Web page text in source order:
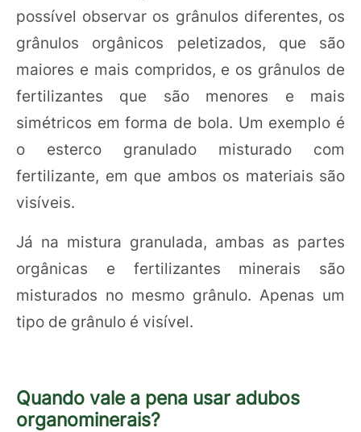
possível observar os grânulos diferentes, os
grânulos orgânicos peletizados, que são
maiores e mais compridos, e os grânulos de
fertilizantes que são menores e mais
simétricos em forma de bola. Um exemplo é
o esterco granulado misturado com
fertilizante, em que ambos os materiais são
visíveis.
Já na mistura granulada, ambas as partes
orgânicas e fertilizantes minerais são
misturados no mesmo grânulo. Apenas um
tipo de grânulo é visível.
Quando vale a pena usar adubos
organominerais?